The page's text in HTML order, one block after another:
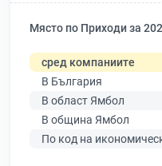
Място по Приходи за
сред компаниите
В България
В област Ямбол
В община Ямбол
По код на